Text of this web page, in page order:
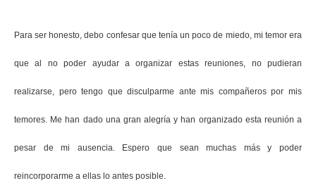
Para ser honesto, debo confesar que tenía un poco de miedo, mi temor era
que al no poder ayudar a organizar estas reuniones, no pudieran
realizarse, pero tengo que disculparme ante mis compañeros por mis
temores. Me han dado una gran alegría y han organizado esta reunión a
pesar de mi ausencia. Espero que sean muchas más y poder
reincorporarme a ellas lo antes posible.